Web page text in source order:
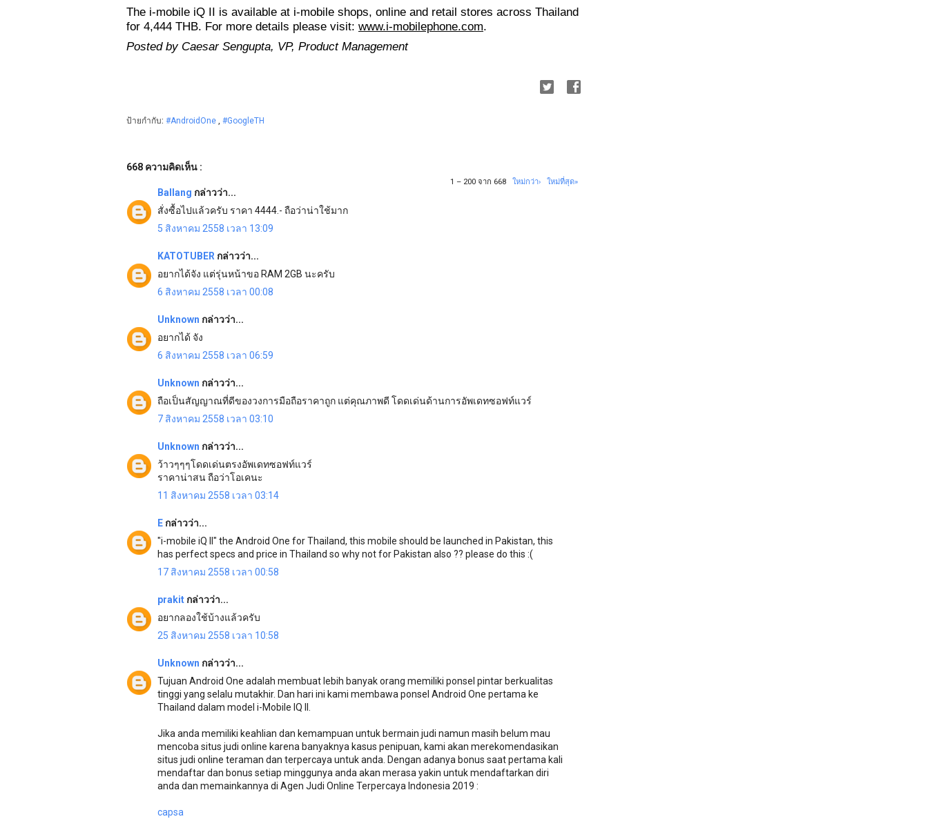
The i-mobile iQ II is available at i-mobile shops, online and retail stores across Thailand
for 4,444 THB. For more details please visit: www.i-mobilephone.com.
Posted by Caesar Sengupta, VP, Product Management
ป้ายกำกับ: #AndroidOne , #GoogleTH
668 ความคิดเห็น :
1 – 200 จาก 668 ใหม่กว่า› ใหม่ที่สุด»
Ballang กล่าวว่า...
สั่งซื้อไปแล้วครับ ราคา 4444.- ถือว่าน่าใช้มาก
5 สิงหาคม 2558 เวลา 13:09
KATOTUBER กล่าวว่า...
อยากได้จัง แต่รุ่นหน้าขอ RAM 2GB นะครับ
6 สิงหาคม 2558 เวลา 00:08
Unknown กล่าวว่า...
อยากได้ จัง
6 สิงหาคม 2558 เวลา 06:59
Unknown กล่าวว่า...
ถือเป็นสัญญาณที่ดีของวงการมือถือราคาถูก แต่คุณภาพดี โดดเด่นด้านการอัพเดทซอฟท์แวร์
7 สิงหาคม 2558 เวลา 03:10
Unknown กล่าวว่า...
ว้าวๆๆๆโดดเด่นตรงอัพเดทซอฟท์แวร์
ราคาน่าสน ถือว่าโอเคนะ
11 สิงหาคม 2558 เวลา 03:14
E กล่าวว่า...
"i-mobile iQ II" the Android One for Thailand, this mobile should be launched in Pakistan, this
has perfect specs and price in Thailand so why not for Pakistan also ?? please do this :(
17 สิงหาคม 2558 เวลา 00:58
prakit กล่าวว่า...
อยากลองใช้บ้างแล้วครับ
25 สิงหาคม 2558 เวลา 10:58
Unknown กล่าวว่า...
Tujuan Android One adalah membuat lebih banyak orang memiliki ponsel pintar berkualitas
tinggi yang selalu mutakhir. Dan hari ini kami membawa ponsel Android One pertama ke
Thailand dalam model i-Mobile IQ II.
Jika anda memiliki keahlian dan kemampuan untuk bermain judi namun masih belum mau
mencoba situs judi online karena banyaknya kasus penipuan, kami akan merekomendasikan
situs judi online teraman dan terpercaya untuk anda. Dengan adanya bonus saat pertama kali
mendaftar dan bonus setiap minggunya anda akan merasa yakin untuk mendaftarkan diri
anda dan memainkannya di Agen Judi Online Terpercaya Indonesia 2019 :
capsa